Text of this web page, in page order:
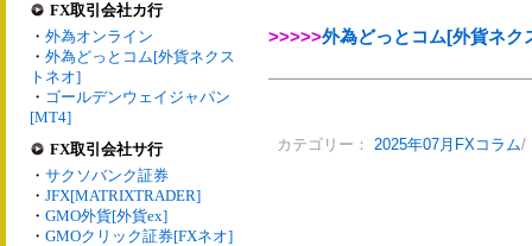
FX取引会社カ行
・ 外為オンライン
・ 外為どっとコム[外貨ネクス
トネオ]
・ ゴールデンウェイジャパン
[MT4]
FX取引会社サ行
・ サクソバンク証券
・ JFX[MATRIXTRADER]
・ GMO外貨[外貨ex]
・ GMOクリック証券[FXネオ]
>>>>>外為どっとコム[外貨ネク
カテゴリー： 2025年07月FXコラム/